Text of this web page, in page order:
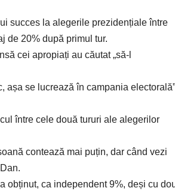
succes la alegerile prezidențiale între
de 20% după primul tur.
cei apropiați au căutat „să-l
așa se lucrează în campania
între cele două tururi ale alegerilor
contează mai puțin, dar când vezi
obținut, ca independent 9%, deși cu